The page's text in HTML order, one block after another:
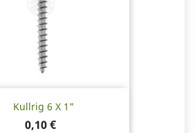
Kullrig 6 X 1"
Pris
0,10 €